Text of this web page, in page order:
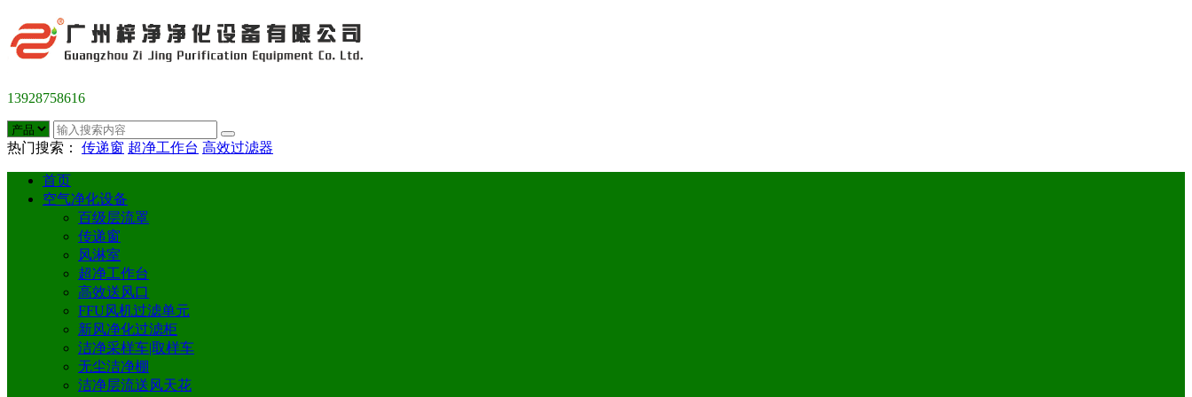
13928758616
热门搜索： 传递窗 超净工作台 高效过滤器
首页
空气净化设备
百级层流罩
传递窗
风淋室
超净工作台
高效送风口
FFU风机过滤单元
新风净化过滤柜
洁净采样车|取样车
无尘洁净棚
洁净层流送风天花